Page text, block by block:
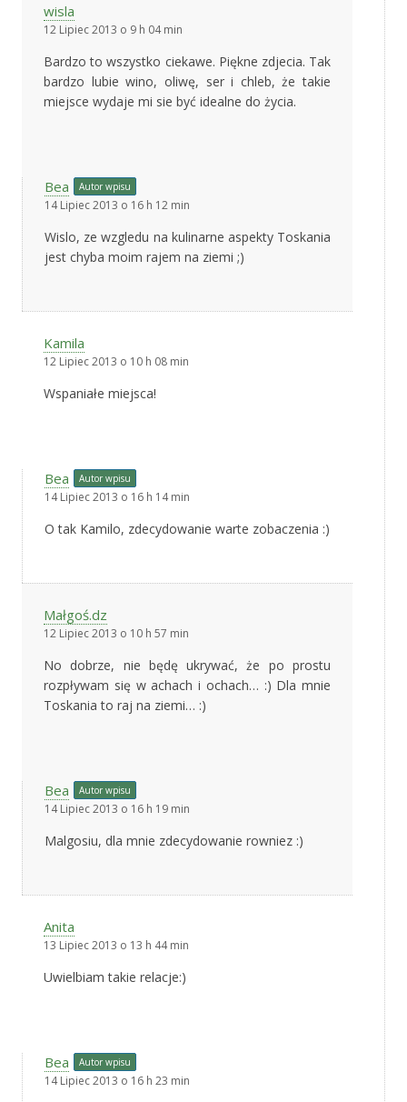
wisla
12 Lipiec 2013 o 9 h 04 min
Bardzo to wszystko ciekawe. Piękne zdjecia. Tak
bardzo lubie wino, oliwę, ser i chleb, że takie
miejsce wydaje mi sie być idealne do życia.
Bea Autor wpisu
14 Lipiec 2013 o 16 h 12 min
Wislo, ze wzgledu na kulinarne aspekty Toskania
jest chyba moim rajem na ziemi ;)
Kamila
12 Lipiec 2013 o 10 h 08 min
Wspaniałe miejsca!
Bea Autor wpisu
14 Lipiec 2013 o 16 h 14 min
O tak Kamilo, zdecydowanie warte zobaczenia :)
Małgoś.dz
12 Lipiec 2013 o 10 h 57 min
No dobrze, nie będę ukrywać, że po prostu
rozpływam się w achach i ochach… :) Dla mnie
Toskania to raj na ziemi… :)
Bea Autor wpisu
14 Lipiec 2013 o 16 h 19 min
Malgosiu, dla mnie zdecydowanie rowniez :)
Anita
13 Lipiec 2013 o 13 h 44 min
Uwielbiam takie relacje:)
Bea Autor wpisu
14 Lipiec 2013 o 16 h 23 min